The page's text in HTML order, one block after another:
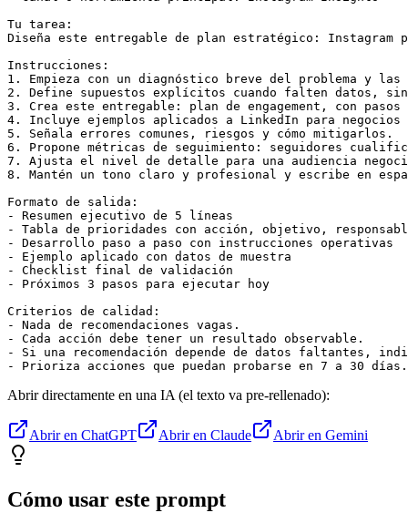
Tu tarea:
Diseña este entregable de plan estratégico:
Instrucciones:
1. Empieza con un diagnóstico breve del problema y
2. Define supuestos explícitos cuando falten datos,
3. Crea este entregable: plan de engagement, con
4. Incluye ejemplos aplicados a LinkedIn para
5. Señala errores comunes, riesgos y cómo mitigarlos.
6. Propone métricas de seguimiento: seguidores
7. Ajusta el nivel de detalle para una audiencia
8. Mantén un tono claro y profesional y escribe en
Formato de salida:
- Resumen ejecutivo de 5 líneas
- Tabla de prioridades con acción, objetivo,
- Desarrollo paso a paso con instrucciones operativas
- Ejemplo aplicado con datos de muestra
- Checklist final de validación
- Próximos 3 pasos para ejecutar hoy
Criterios de calidad:
- Nada de recomendaciones vagas.
- Cada acción debe tener un resultado observable.
- Si una recomendación depende de datos faltantes,
- Prioriza acciones que puedan probarse en 7 a 30 días.
Abrir directamente en una IA (el texto va pre-rellenado):
Abrir en ChatGPT Abrir en Claude Abrir en Gemini
Cómo usar este prompt